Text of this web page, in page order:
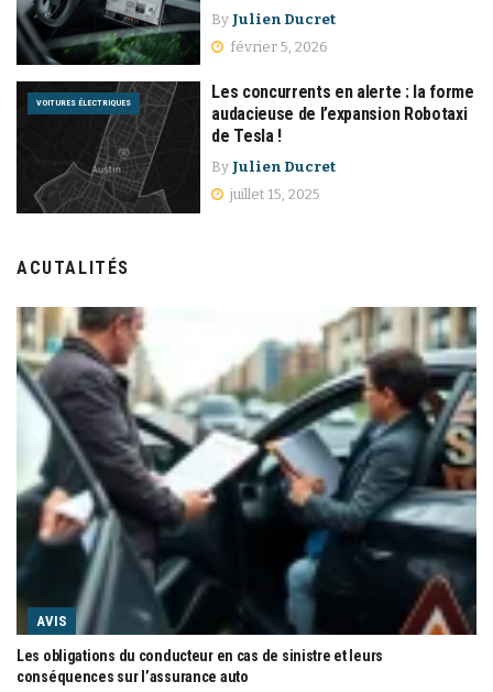
By Julien Ducret
février 5, 2026
VOITURES ÉLECTRIQUES
Les concurrents en alerte : la forme
audacieuse de l’expansion Robotaxi
de Tesla !
By Julien Ducret
juillet 15, 2025
ACUTALITÉS
AVIS
Les obligations du conducteur en cas de sinistre et leurs
conséquences sur l’assurance auto